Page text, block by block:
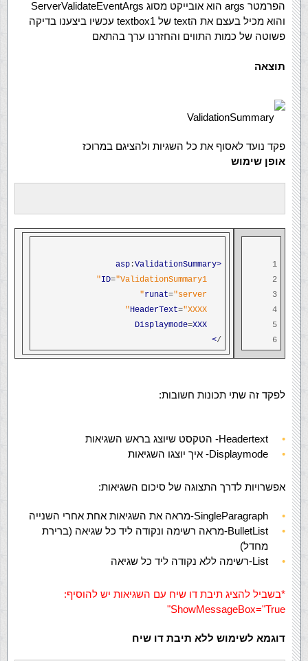
הפרמטר args הוא אובייקט מסוג ServerValidateEventArgs
והוא מכיל בעצם את הtext של textbox1 עכשיו ביצענו בדיקה
פשוטה של כמות התווים והחזרנו ערך בהתאם
תוצאה
ValidationSummary
פקד נועד לאסוף את כל השגיות ולהציגם במרוכז
אופן שימוש
1
2
3
4
5
6
<asp
:ValidationSummary
ID="ValidationSummary1"
runat="server"
HeaderText="XXXX"
Displaymode=XXX
/
>
לפקד זה שתי תכונות חשובות:
Headertext- הטקסט שיוצג בראש השגיאות
Displaymode- איך יוצגו השגיאות
אפשרויות לדרך התצוגה של סיכום השגיאות:
SingleParagraph-מראה את השגיאות אחת אחרי השנייה
BulletList-מראה רשימה ונקודה ליד כל שגיאה (ברירת
מחדל)
List-רשימה ללא נקודה ליד כל שגיאה
*בשביל להציג תיבת דו שיח עם השגיאות יש להוסיף:
ShowMessageBox="True"
דוגמא לשימוש ללא תיבת דו שיח